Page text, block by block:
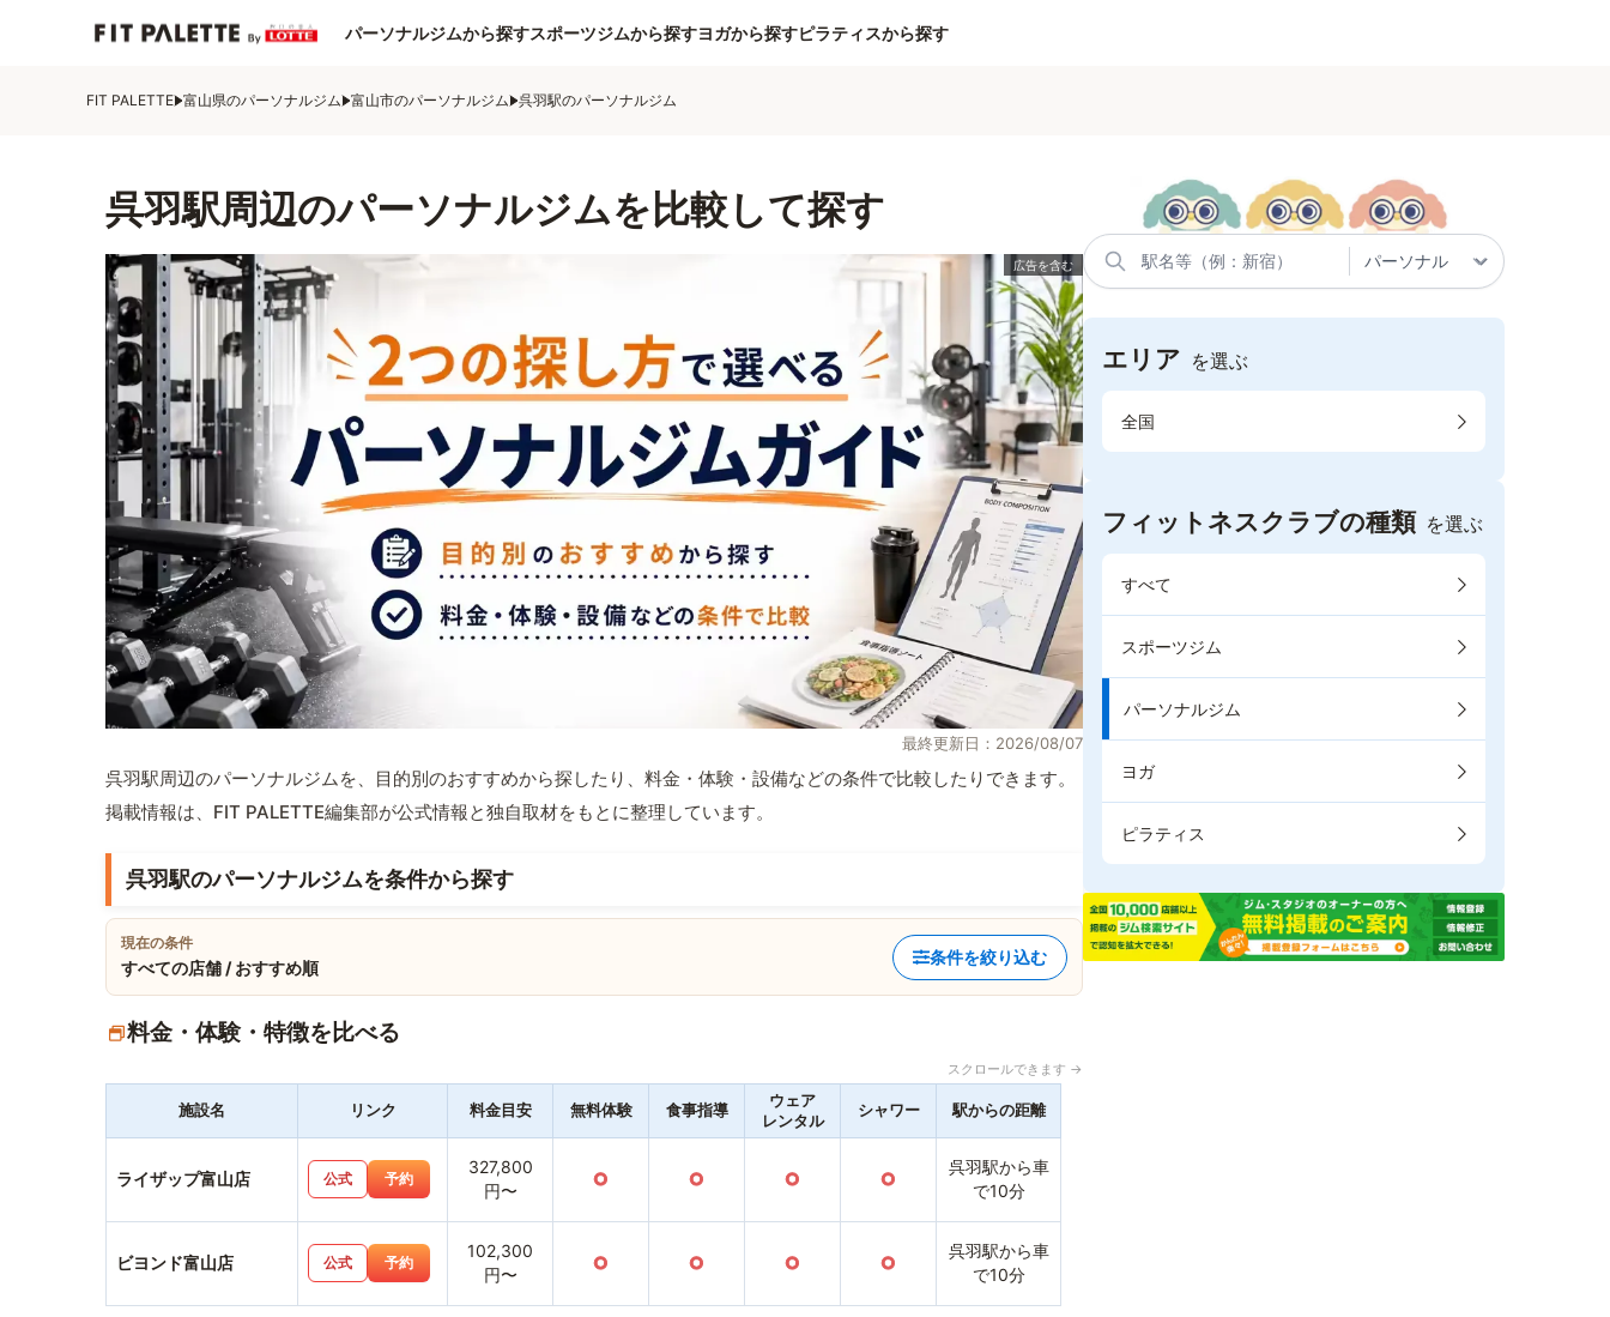
パーソナルジムから探すスポーツジムから探すヨガから探すピラティスから探す
FIT PALETTE 富山県のパーソナルジム 富山市のパーソナルジム 呉羽駅のパーソナルジム
呉羽駅周辺のパーソナルジムを比較して探す
最終更新日：2026/08/07
呉羽駅周辺のパーソナルジムを、目的別のおすすめから探したり、料金・体験・設備などの条件で比較したりできます。
掲載情報は、FIT PALETTE編集部が公式情報と独自取材をもとに整理しています。
呉羽駅のパーソナルジムを条件から探す
現在の条件
すべての店舗 / おすすめ順
条件を絞り込む
料金・体験・特徴を比べる
スクロールできます →
施設名 リンク 料金目安 無料体験 食事指導
ウェア
レンタル
シャワー 駅からの距離
ライザップ富山店 公式 予約
327,800
円〜
○ ○ ○ ○
呉羽駅から車
で10分
ビヨンド富山店 公式 予約
102,300
円〜
○ ○ ○ ○
呉羽駅から車
で10分
エリア を選ぶ
全国
フィットネスクラブの種類 を選ぶ
すべて
スポーツジム
パーソナルジム
ヨガ
ピラティス